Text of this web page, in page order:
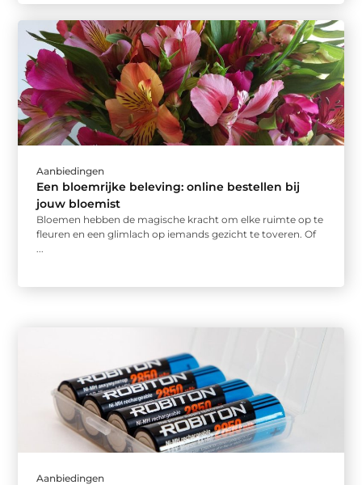
Aanbiedingen
Een bloemrijke beleving: online bestellen bij
jouw bloemist
Bloemen hebben de magische kracht om elke ruimte op te
fleuren en een glimlach op iemands gezicht te toveren. Of
...
Aanbiedingen